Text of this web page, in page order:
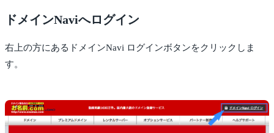
ドメインNaviへログイン
右上の方にあるドメインNavi ログインボタンをクリックしま
す。